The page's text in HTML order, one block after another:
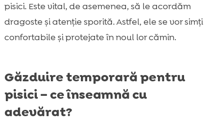
pisici. Este vital, de asemenea, să le acordăm
dragoste și atenție sporită. Astfel, ele se vor simți
confortabile și protejate în noul lor cămin.
Găzduire temporară pentru
pisici – ce înseamnă cu
adevărat?